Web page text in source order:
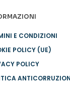
E CONDIZIONI
POLICY (UE)
POLICY